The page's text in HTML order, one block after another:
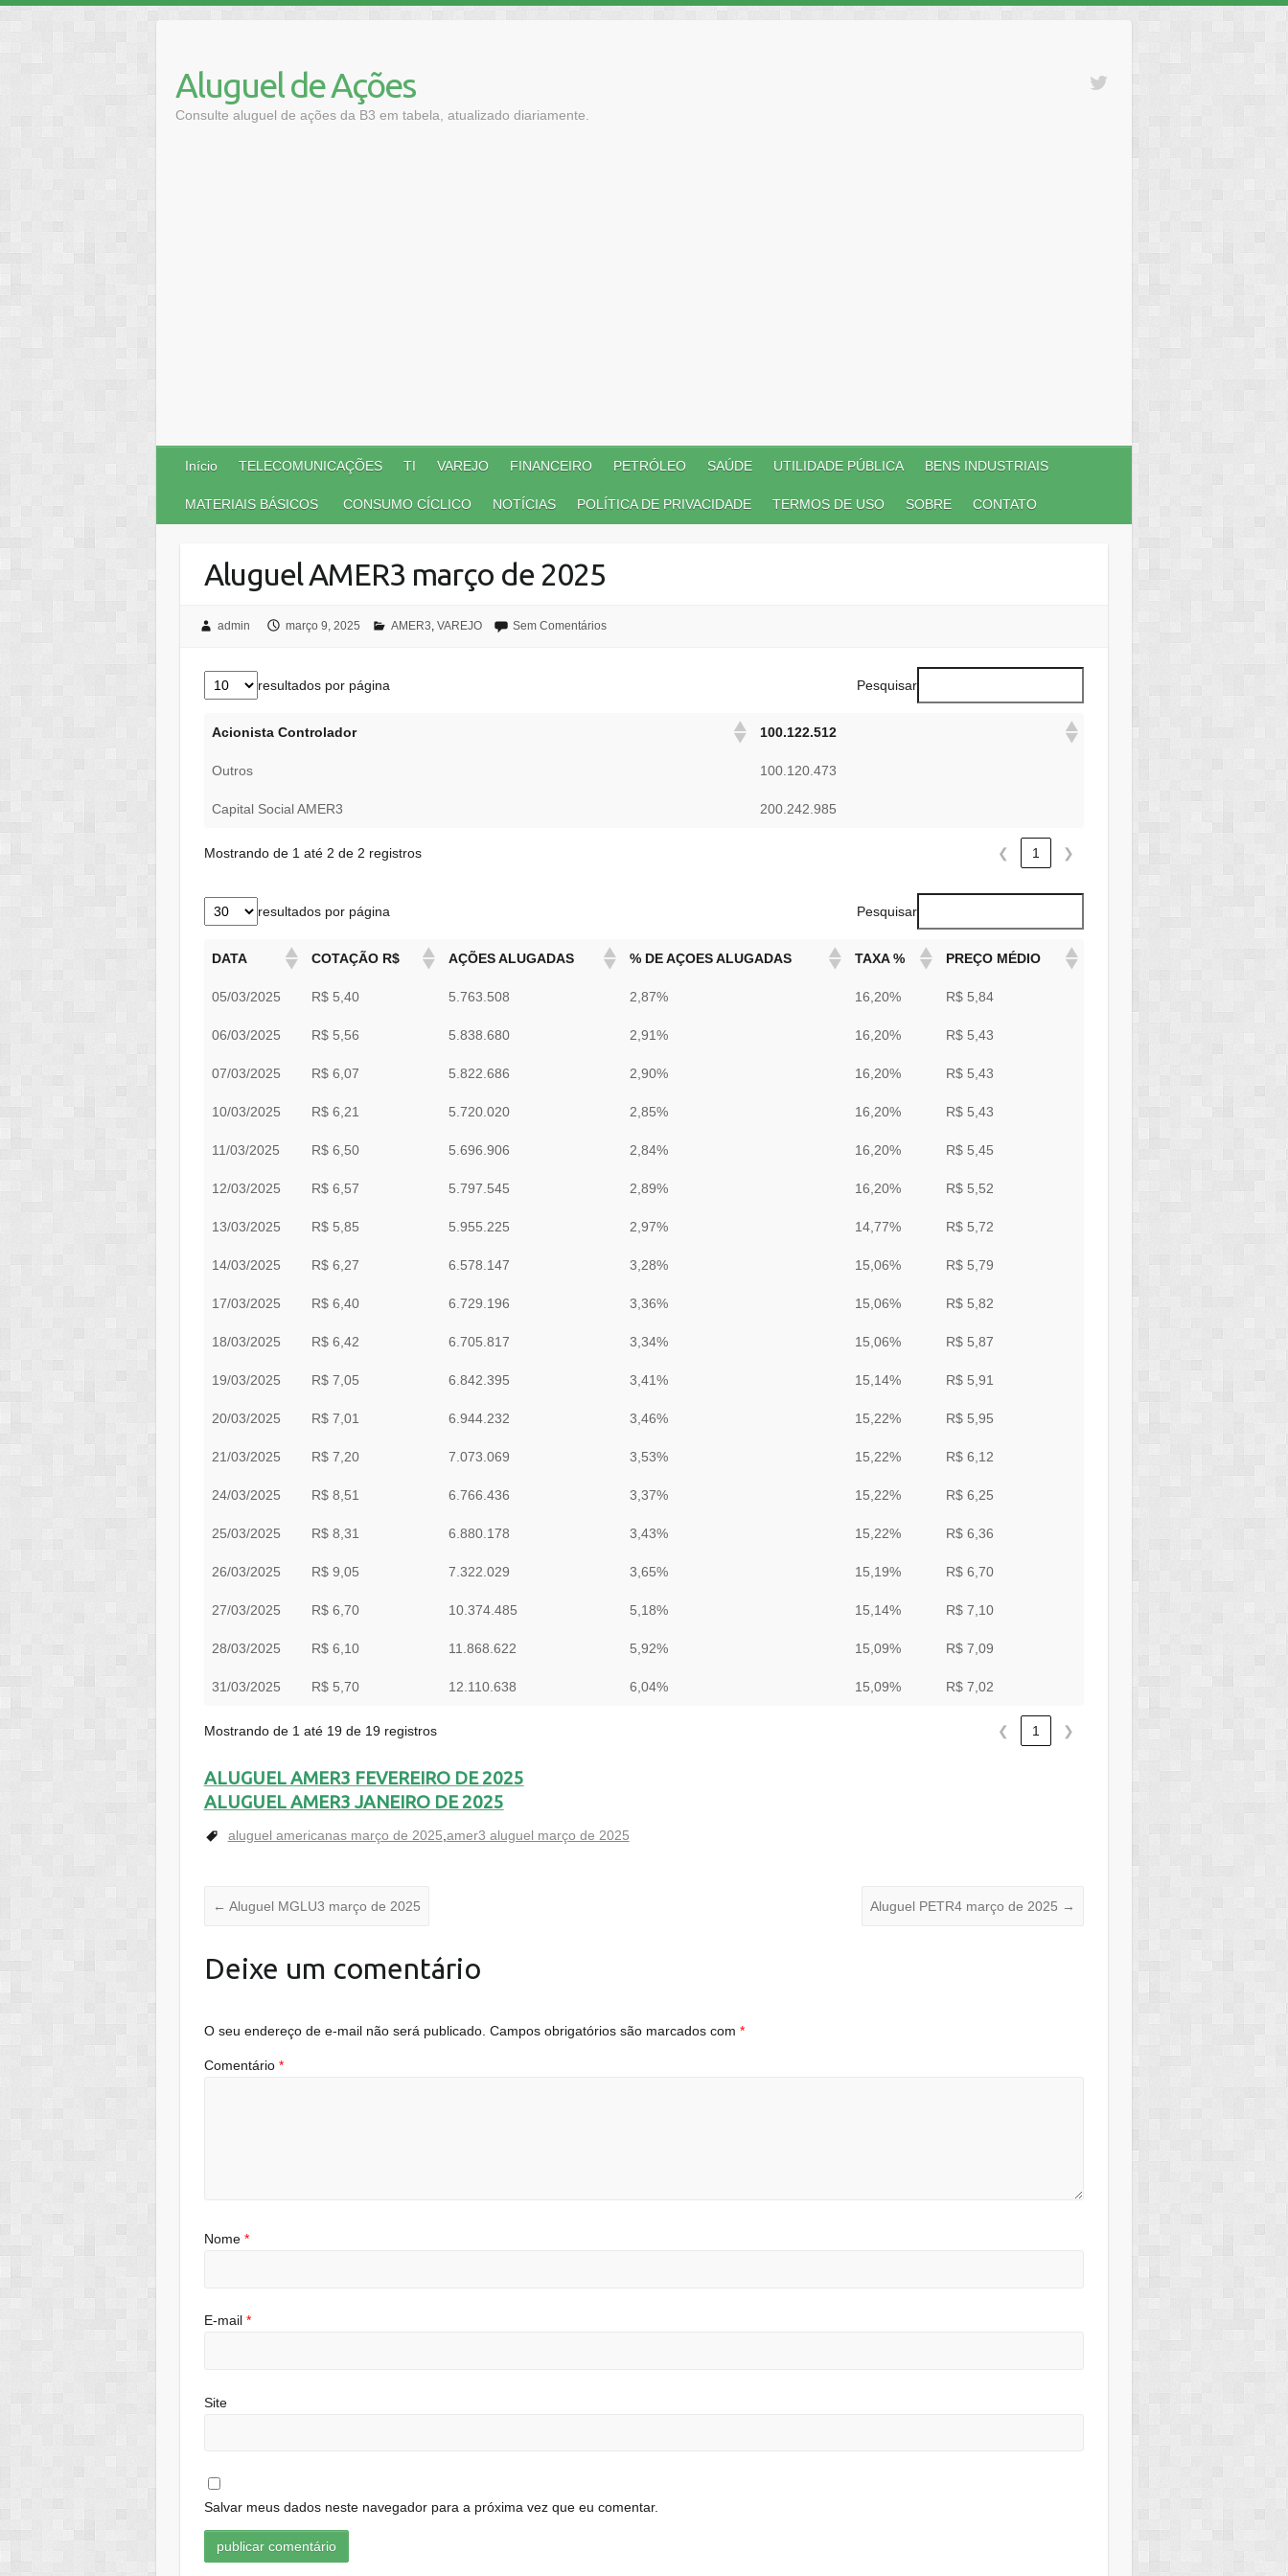
content
Aluguel de Ações
Consulte aluguel de ações da B3 em tabela, atualizado diariamente.
Início TELECOMUNICAÇÕES TI VAREJO FINANCEIRO PETRÓLEO SAÚDE UTILIDADE PÚBLICA BENS INDUSTRIAIS
MATERIAIS BÁSICOS CONSUMO CÍCLICO NOTÍCIAS POLÍTICA DE PRIVACIDADE TERMOS DE USO SOBRE CONTATO
Aluguel AMER3 março de 2025
admin março 9, 2025 AMER3, VAREJO Sem Comentários
resultados por página Pesquisar
Acionista Controlador 100.122.512
Outros 100.120.473
Capital Social AMER3 200.242.985
Mostrando de 1 até 2 de 2 registros ❮ 1 ❯
resultados por página Pesquisar
DATA COTAÇÃO R$ AÇÕES ALUGADAS % DE AÇOES ALUGADAS TAXA % PREÇO MÉDIO
05/03/2025 R$ 5,40 5.763.508 2,87% 16,20% R$ 5,84
06/03/2025 R$ 5,56 5.838.680 2,91% 16,20% R$ 5,43
07/03/2025 R$ 6,07 5.822.686 2,90% 16,20% R$ 5,43
10/03/2025 R$ 6,21 5.720.020 2,85% 16,20% R$ 5,43
11/03/2025 R$ 6,50 5.696.906 2,84% 16,20% R$ 5,45
12/03/2025 R$ 6,57 5.797.545 2,89% 16,20% R$ 5,52
13/03/2025 R$ 5,85 5.955.225 2,97% 14,77% R$ 5,72
14/03/2025 R$ 6,27 6.578.147 3,28% 15,06% R$ 5,79
17/03/2025 R$ 6,40 6.729.196 3,36% 15,06% R$ 5,82
18/03/2025 R$ 6,42 6.705.817 3,34% 15,06% R$ 5,87
19/03/2025 R$ 7,05 6.842.395 3,41% 15,14% R$ 5,91
20/03/2025 R$ 7,01 6.944.232 3,46% 15,22% R$ 5,95
21/03/2025 R$ 7,20 7.073.069 3,53% 15,22% R$ 6,12
24/03/2025 R$ 8,51 6.766.436 3,37% 15,22% R$ 6,25
25/03/2025 R$ 8,31 6.880.178 3,43% 15,22% R$ 6,36
26/03/2025 R$ 9,05 7.322.029 3,65% 15,19% R$ 6,70
27/03/2025 R$ 6,70 10.374.485 5,18% 15,14% R$ 7,10
28/03/2025 R$ 6,10 11.868.622 5,92% 15,09% R$ 7,09
31/03/2025 R$ 5,70 12.110.638 6,04% 15,09% R$ 7,02
Mostrando de 1 até 19 de 19 registros ❮ 1 ❯
ALUGUEL AMER3 FEVEREIRO DE 2025
ALUGUEL AMER3 JANEIRO DE 2025
aluguel americanas março de 2025 amer3 aluguel março de 2025
← Aluguel MGLU3 março de 2025 Aluguel PETR4 março de 2025 →
Deixe um comentário
O seu endereço de e-mail não será publicado. Campos obrigatórios são marcados com *
Comentário *
Nome *
E-mail *
Site
Salvar meus dados neste navegador para a próxima vez que eu comentar.